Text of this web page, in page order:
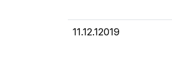
11.12.12019